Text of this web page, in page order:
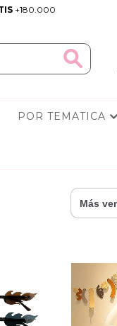
+180.000
POR TEMATICA